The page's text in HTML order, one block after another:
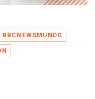
BBCNEWSMUNDO